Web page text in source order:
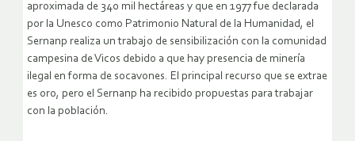
aproximada de 340 mil hectáreas y que en 1977 fue declarada
por la Unesco como Patrimonio Natural de la Humanidad, el
Sernanp realiza un trabajo de sensibilización con la comunidad
campesina de Vicos debido a que hay presencia de minería
ilegal en forma de socavones. El principal recurso que se extrae
es oro, pero el Sernanp ha recibido propuestas para trabajar
con la población.